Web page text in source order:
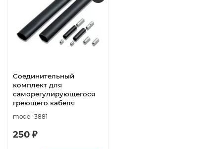
Соединительный
комплект для
саморегулирующегося
греющего кабеля
model-3881
250 ₽